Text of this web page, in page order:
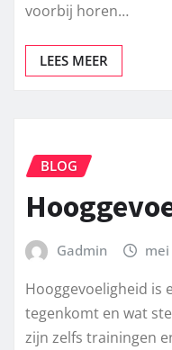
voorbij horen…
LEES MEER
BLOG
Gadmin mei
Hooggevoeligheid is
tegenkomt en wat
zijn zelfs trainingen